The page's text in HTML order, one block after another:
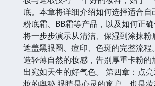
底。本章将详细介绍如何选择适合自
粉底霜、BB霜等产品，以及如何正
将一步步演示从清洁、保湿到涂抹粉
遮盖黑眼圈、痘印、色斑的完整流
造轻薄自然的妆感，告别厚重卡粉
出宛如天生的好气色。 第四章：点